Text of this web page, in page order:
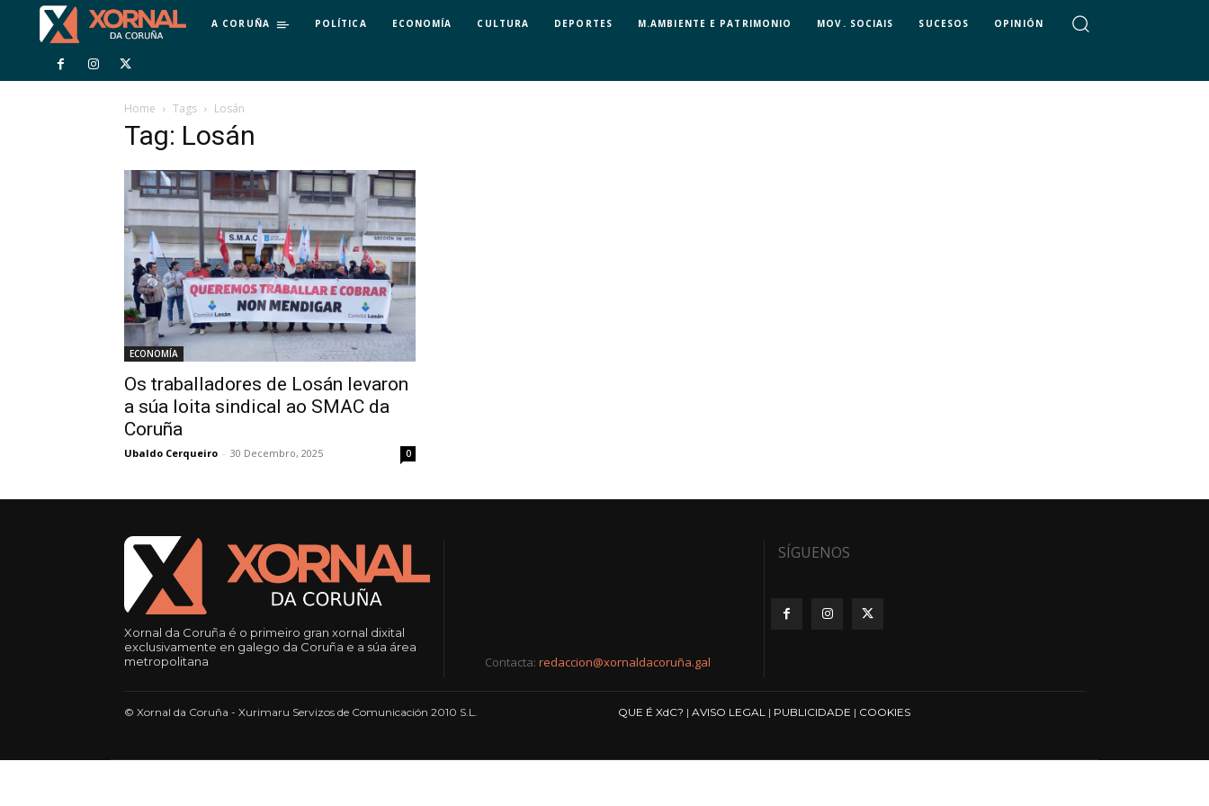
A CORUÑA POLÍTICA ECONOMÍA CULTURA DEPORTES M.AMBIENTE E PATRIMONIO MOV. SOCIAIS SUCESOS OPINIÓN
Home Tags Losán
Tag: Losán
ECONOMÍA
Os traballadores de Losán levaron
a súa loita sindical ao SMAC da
Coruña
Ubaldo Cerqueiro - 30 Decembro, 2025 0
Xornal da Coruña é o primeiro gran xornal dixital
exclusivamente en galego da Coruña e a súa área
metropolitana
Contacta: redaccion@xornaldacoruña.gal
SÍGUENOS
© Xornal da Coruña - Xurimaru Servizos de Comunicación 2010 S.L. QUE É XdC? | AVISO LEGAL | PUBLICIDADE | COOKIES